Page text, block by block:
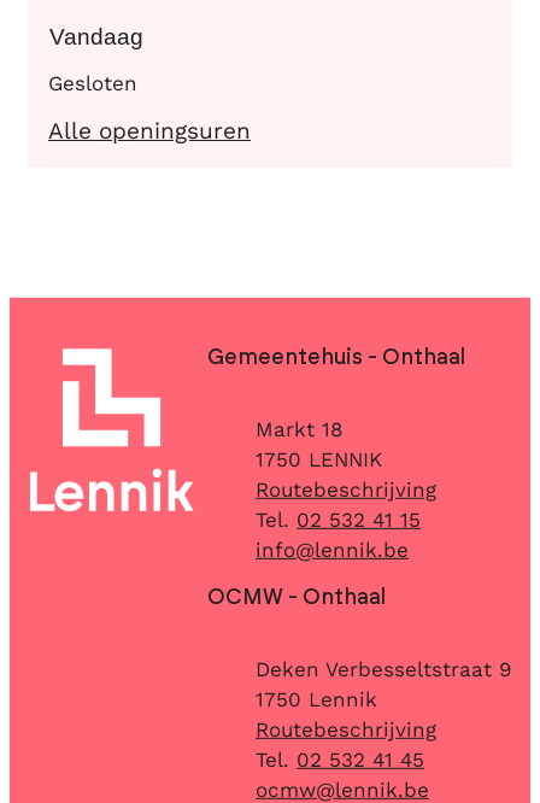
Vandaag
Gesloten
Alle openingsuren
Contact & openingsuren
Gemeentehuis - Onthaal
AdresMarkt 18
,1750 LENNIK
Routebeschrijving
02 532 41 15
E-mailinfo@lennik.be
OCMW - Onthaal
AdresDeken Verbesseltstraat 9
,1750 Lennik
Routebeschrijving
02 532 41 45
E-mailocmw@lennik.be